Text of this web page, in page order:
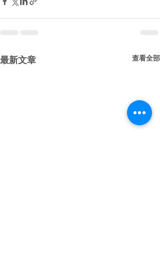
最新文章 查看全部